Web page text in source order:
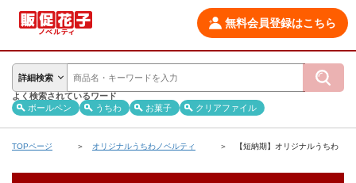
無料会員登録はこちら
詳細検索
よく検索されているワード
ボールペン
うちわ お菓子 クリアファイル
TOPページ オリジナルうちわノベルティ 【短納期】オリジナルうちわ